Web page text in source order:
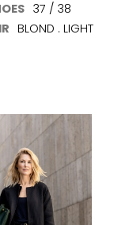
37 / 38
BLOND . LIGHT